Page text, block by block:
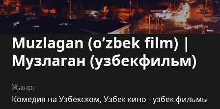
Muzlagan (o’zbek film) |
Музлаган (узбекфильм)
Жанр:
Комедия на Узбекском, Узбек кино - узбек фильмы